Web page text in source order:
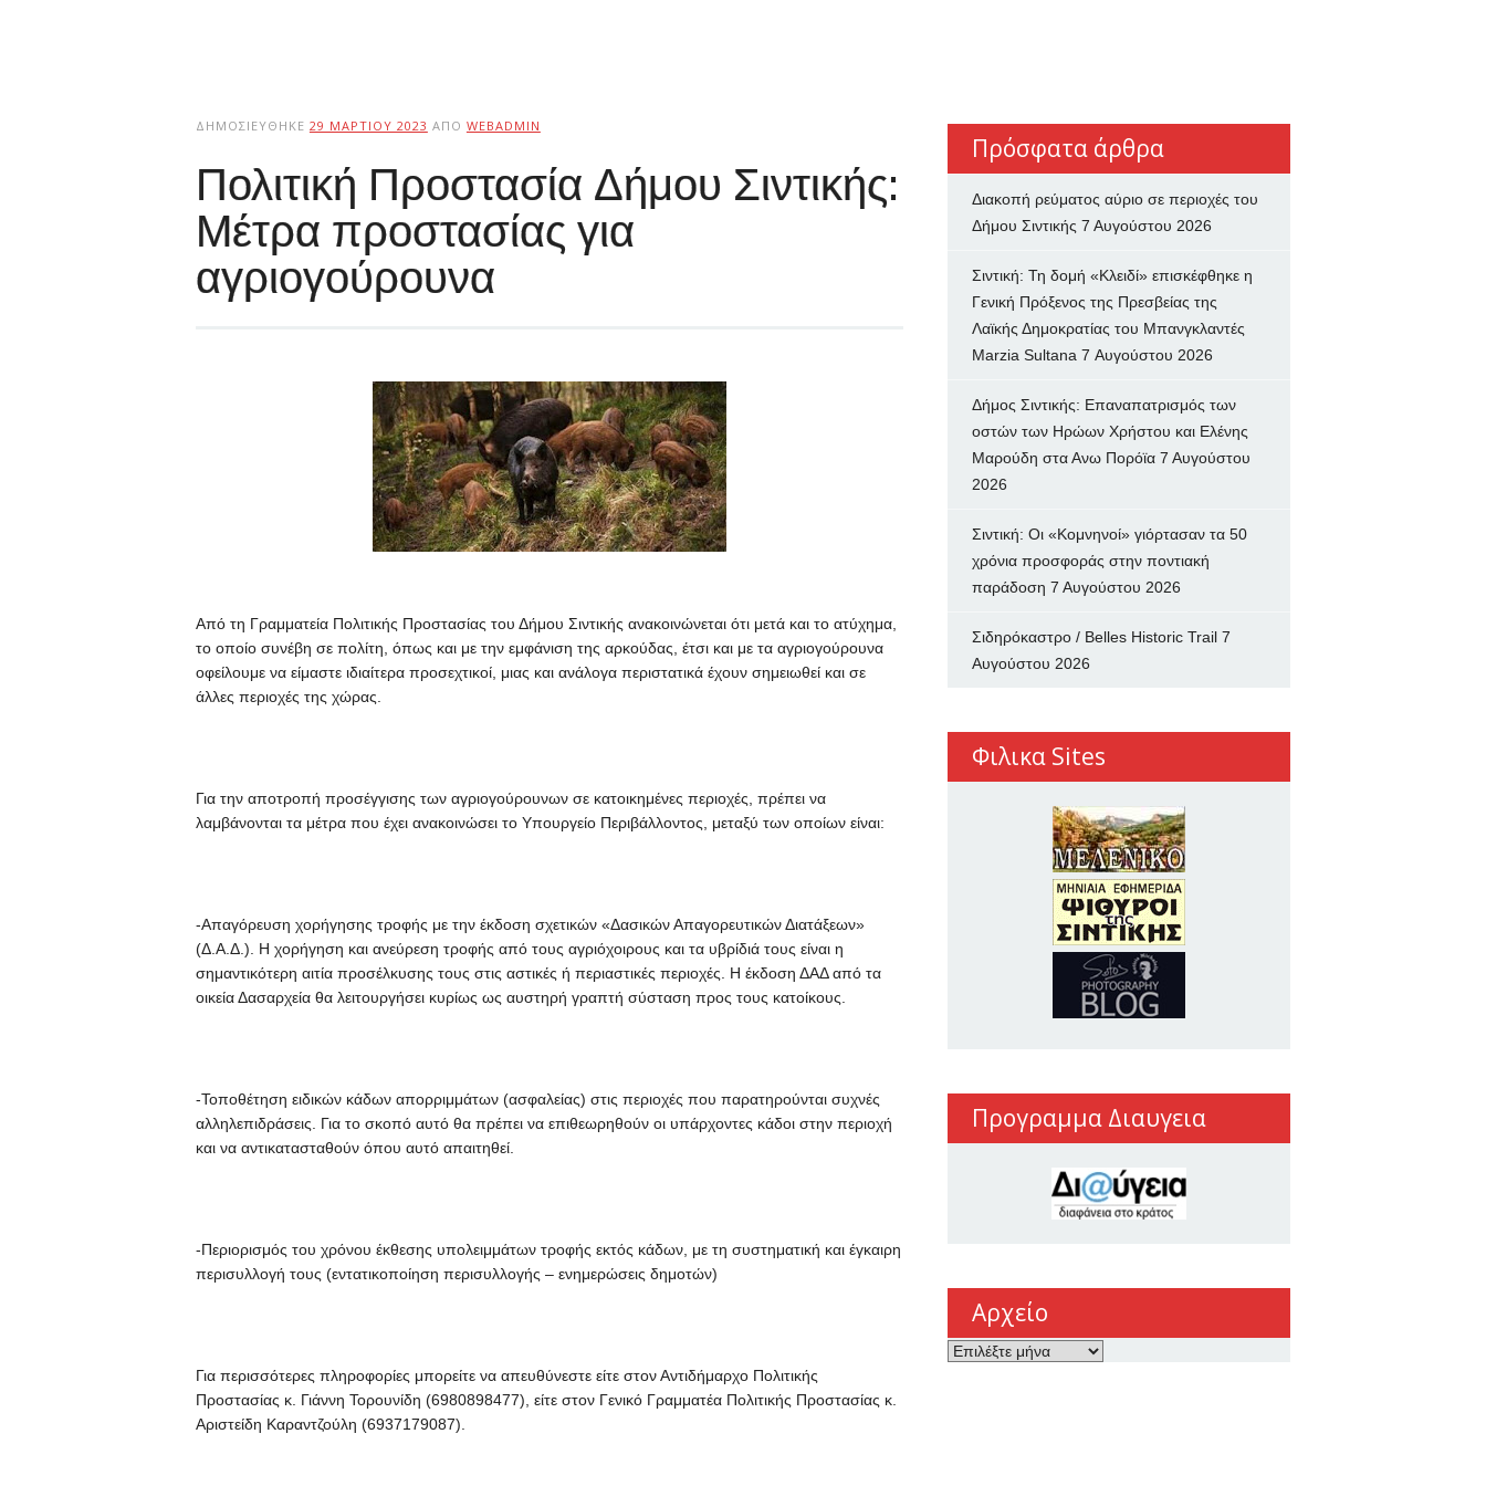
ΔΗΜΟΣΙΕΎΘΗΚΕ 29 ΜΑΡΤΊΟΥ 2023 ΑΠΌ WEBADMIN
Πολιτική Προστασία Δήμου Σιντικής:
Μέτρα προστασίας για
αγριογούρουνα
Από τη Γραμματεία Πολιτικής Προστασίας του Δήμου Σιντικής ανακοινώνεται ότι μετά και το ατύχημα,
το οποίο συνέβη σε πολίτη, όπως και με την εμφάνιση της αρκούδας, έτσι και με τα αγριογούρουνα
οφείλουμε να είμαστε ιδιαίτερα προσεχτικοί, μιας και ανάλογα περιστατικά έχουν σημειωθεί και σε
άλλες περιοχές της χώρας.
Για την αποτροπή προσέγγισης των αγριογούρουνων σε κατοικημένες περιοχές, πρέπει να
λαμβάνονται τα μέτρα που έχει ανακοινώσει το Υπουργείο Περιβάλλοντος, μεταξύ των οποίων είναι:
-Απαγόρευση χορήγησης τροφής με την έκδοση σχετικών «Δασικών Απαγορευτικών Διατάξεων»
(Δ.Α.Δ.). Η χορήγηση και ανεύρεση τροφής από τους αγριόχοιρους και τα υβρίδιά τους είναι η
σημαντικότερη αιτία προσέλκυσης τους στις αστικές ή περιαστικές περιοχές. Η έκδοση ΔΑΔ από τα
οικεία Δασαρχεία θα λειτουργήσει κυρίως ως αυστηρή γραπτή σύσταση προς τους κατοίκους.
-Τοποθέτηση ειδικών κάδων απορριμμάτων (ασφαλείας) στις περιοχές που παρατηρούνται συχνές
αλληλεπιδράσεις. Για το σκοπό αυτό θα πρέπει να επιθεωρηθούν οι υπάρχοντες κάδοι στην περιοχή
και να αντικατασταθούν όπου αυτό απαιτηθεί.
-Περιορισμός του χρόνου έκθεσης υπολειμμάτων τροφής εκτός κάδων, με τη συστηματική και έγκαιρη
περισυλλογή τους (εντατικοποίηση περισυλλογής – ενημερώσεις δημοτών)
Για περισσότερες πληροφορίες μπορείτε να απευθύνεστε είτε στον Αντιδήμαρχο Πολιτικής
Προστασίας κ. Γιάννη Τορουνίδη (6980898477), είτε στον Γενικό Γραμματέα Πολιτικής Προστασίας κ.
Αριστείδη Καραντζούλη (6937179087).
Πρόσφατα άρθρα
Διακοπή ρεύματος αύριο σε περιοχές του
Δήμου Σιντικής 7 Αυγούστου 2026
Σιντική: Τη δομή «Κλειδί» επισκέφθηκε η
Γενική Πρόξενος της Πρεσβείας της
Λαϊκής Δημοκρατίας του Μπανγκλαντές
Marzia Sultana 7 Αυγούστου 2026
Δήμος Σιντικής: Επαναπατρισμός των
oστών των Ηρώων Χρήστου και Ελένης
Μαρούδη στα Ανω Πορόϊα 7 Αυγούστου
2026
Σιντική: Οι «Κομνηνοί» γιόρτασαν τα 50
χρόνια προσφοράς στην ποντιακή
παράδοση 7 Αυγούστου 2026
Σιδηρόκαστρο / Belles Historic Trail 7
Αυγούστου 2026
Φιλικα Sites
Προγραμμα Διαυγεια
Αρχείο
Αρχείο